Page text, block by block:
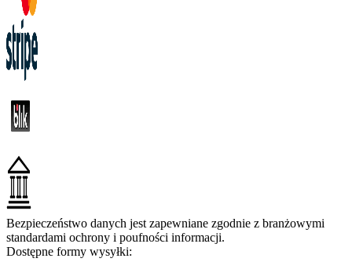
Bezpieczeństwo danych jest zapewniane zgodnie z branżowymi
standardami ochrony i poufności informacji.
Dostępne formy wysyłki: